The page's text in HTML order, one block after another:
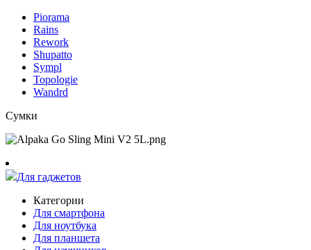
Piorama
Rains
Rework
Shupatto
Sympl
Topologie
Wandrd
Сумки
Для гаджетов
Категории
Для смартфона
Для ноутбука
Для планшета